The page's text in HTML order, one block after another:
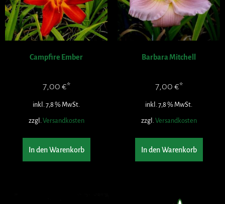
Campfire Ember
7,00 €
inkl. 7,8 % MwSt.
zzgl.Versandkosten
In den Warenkorb
Barbara Mitchell
7,00 €
inkl. 7,8 % MwSt.
zzgl.Versandkosten
In den Warenkorb